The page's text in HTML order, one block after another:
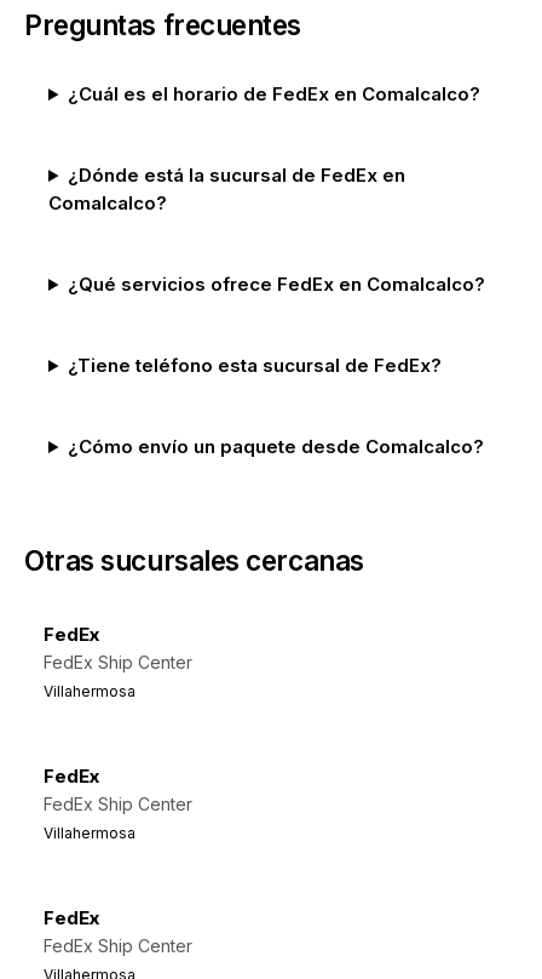
Preguntas frecuentes
¿Cuál es el horario de FedEx en Comalcalco?
¿Dónde está la sucursal de FedEx en
Comalcalco?
¿Qué servicios ofrece FedEx en Comalcalco?
¿Tiene teléfono esta sucursal de FedEx?
¿Cómo envío un paquete desde Comalcalco?
Otras sucursales cercanas
FedEx
FedEx Ship Center
Villahermosa
FedEx
FedEx Ship Center
Villahermosa
FedEx
FedEx Ship Center
Villahermosa